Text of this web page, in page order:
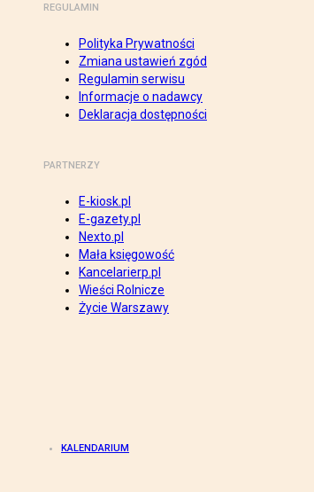
REGULAMIN
Polityka Prywatności
Zmiana ustawień zgód
Regulamin serwisu
Informacje o nadawcy
Deklaracja dostępności
PARTNERZY
E-kiosk.pl
E-gazety.pl
Nexto.pl
Mała księgowość
Kancelarierp.pl
Wieści Rolnicze
Życie Warszawy
KALENDARIUM